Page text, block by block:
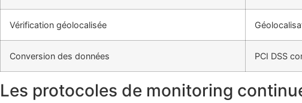
Vérification géolocalisée
Conversion des données PCI DSS
Les protocoles de monitoring